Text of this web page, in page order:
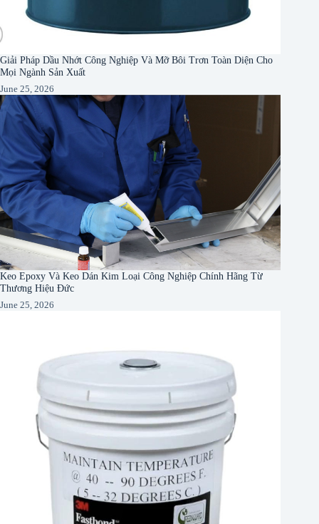
Giải Pháp Dầu Nhớt Công Nghiệp Và Mỡ Bôi Trơn Toàn Diện Cho
Mọi Ngành Sản Xuất
June 25, 2026
Keo Epoxy Và Keo Dán Kim Loại Công Nghiệp Chính Hãng Từ
Thương Hiệu Đức
June 25, 2026